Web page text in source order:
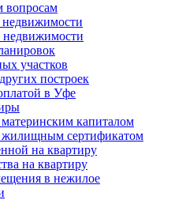
вопросам
недвижимости
недвижимости
участков
построек
в Уфе
капиталом
жилищным сертификатом
на квартиру
на квартиру
в нежилое